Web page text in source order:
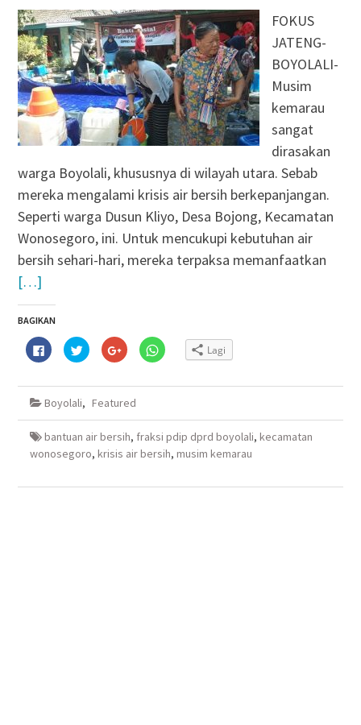
FOKUS
JATENG-
BOYOLALI-
Musim
kemarau
sangat
dirasakan
warga Boyolali, khususnya di wilayah utara. Sebab
mereka mengalami krisis air bersih berkepanjangan.
Seperti warga Dusun Kliyo, Desa Bojong, Kecamatan
Wonosegoro, ini. Untuk mencukupi kebutuhan air
bersih sehari-hari, mereka terpaksa memanfaatkan
[…]
BAGIKAN
Klik
untuk
membagikan
Facebook(Membuka
jendela
baru)
Klik
untuk
berbagi
Twitter(Membuka
jendela
baru)
Klik
untuk
berbagi
Google+
di
yang
baru)
Klik
untuk
WhatsApp(Membuka
baru)
Lagi
Boyolali, Featured
bantuan air bersih, fraksi pdip dprd boyolali, kecamatan
wonosegoro, krisis air bersih, musim kemarau